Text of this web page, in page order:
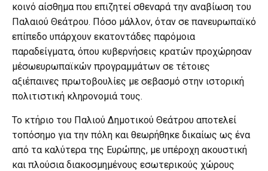
κοινό αίσθημα που επιζητεί σθεναρά την αναβίωση του
Παλαιού Θεάτρου. Πόσο μάλλον, όταν σε πανευρωπαϊκό
επίπεδο υπάρχουν εκατοντάδες παρόμοια
παραδείγματα, όπου κυβερνήσεις κρατών προχώρησαν
μέσωευρωπαϊκών προγραμμάτων σε τέτοιες
αξιέπαινες πρωτοβουλίες με σεβασμό στην ιστορική
πολιτιστική κληρονομιά τους.
Το κτήριο του Παλιού Δημοτικού Θεάτρου αποτελεί
τοπόσημο για την πόλη και θεωρήθηκε δικαίως ως ένα
από τα καλύτερα της Ευρώπης, με υπέροχη ακουστική
και πλούσια διακοσμημένους εσωτερικούς χώρους